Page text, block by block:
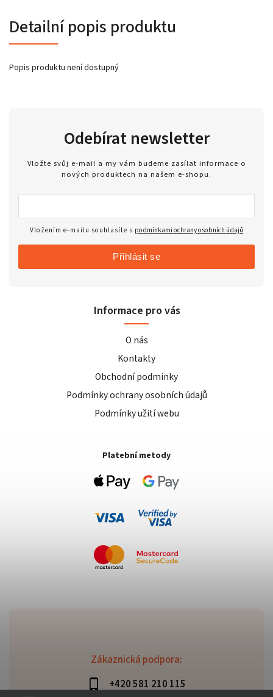
Detailní popis produktu
Popis produktu není dostupný
Zákaznická podpora:
+420 581 210 115
Odebírat newsletter
Vložte svůj e-mail a my vám budeme zasílat informace o
nových produktech na našem e-shopu.
Vložením e-mailu souhlasíte s podmínkami ochrany osobních údajů
Přihlásit se
Informace pro vás
O nás
Kontakty
Obchodní podmínky
Podmínky ochrany osobních údajů
Podmínky užití webu
Platební metody